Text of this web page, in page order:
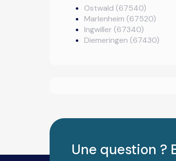
Ostwald (67540)
Marlenheim (67520)
Ingwiller (67340)
Diemeringen (67430)
Une question ?